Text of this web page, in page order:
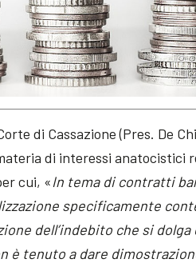
di Cassazione (Pres. De
di interessi anatocistici
cui, «In tema di contratti
specificamente
dell’indebito che si dolga
è tenuto a dare